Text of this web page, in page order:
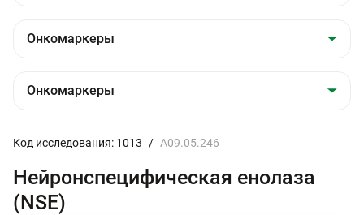
Код исследования: 1013 / A09.05.246
Нейронспецифическая енолаза
(NSE)